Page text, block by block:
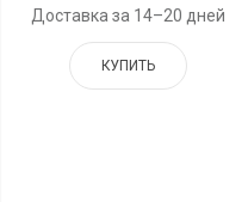
Доставка за 14–20 дней
КУПИТЬ